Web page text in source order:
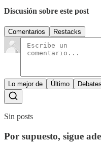
Discusión sobre este post
Comentarios Restacks
Lo mejor de Último Debates
Sin posts
Por supuesto, sigue